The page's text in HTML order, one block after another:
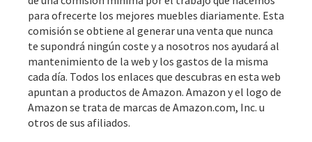
para ofrecerte los mejores muebles diariamente. Esta
comisión se obtiene al generar una venta que nunca
te supondrá ningún coste y a nosotros nos ayudará al
mantenimiento de la web y los gastos de la misma
cada día. Todos los enlaces que descubras en esta web
apuntan a productos de Amazon. Amazon y el logo de
Amazon se trata de marcas de Amazon.com, Inc. u
otros de sus afiliados.